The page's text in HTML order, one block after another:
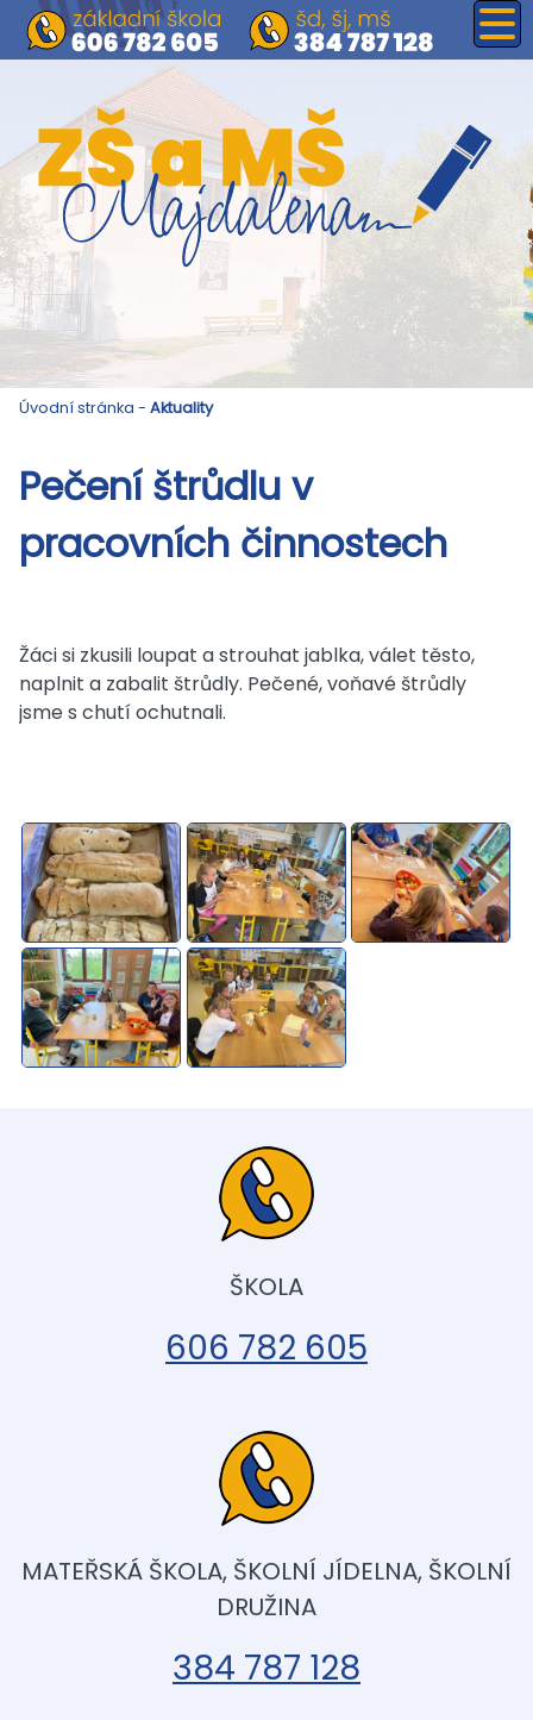
Úvodní stránka - Aktuality
Pečení štrůdlu v
pracovních činnostech
Žáci si zkusili loupat a strouhat jablka, válet těsto,
naplnit a zabalit štrůdly. Pečené, voňavé štrůdly
jsme s chutí ochutnali.
ŠKOLA
606 782 605
MATEŘSKÁ ŠKOLA, ŠKOLNÍ JÍDELNA, ŠKOLNÍ
DRUŽINA
384 787 128